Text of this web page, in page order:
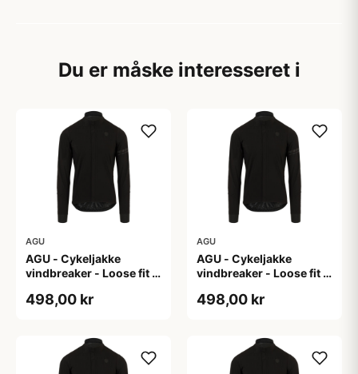
Du er måske interesseret i
AGU
AGU - Cykeljakke
vindbreaker - Loose fit -
498,00 kr
AGU
AGU - Cykeljakke
vindbreaker - Loose fit -
498,00 kr